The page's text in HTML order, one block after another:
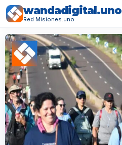
wandadigital.uno
Red Misiones.uno